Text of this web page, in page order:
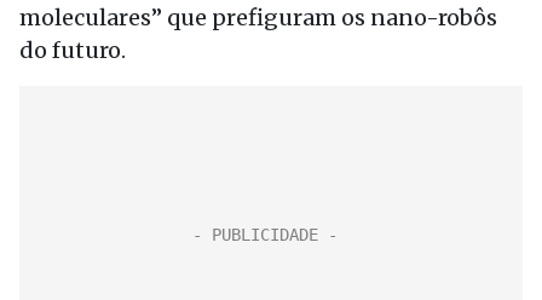
moleculares” que prefiguram os nano-robôs
do futuro.